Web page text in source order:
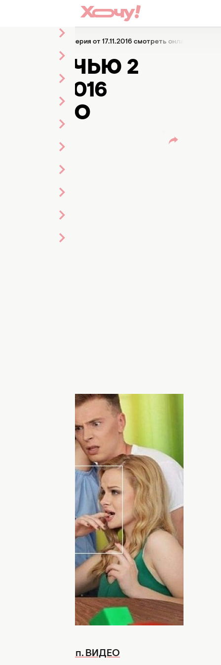
и ночью 2 сезон: 39 серия от 17.11.2016 смотреть онлайн ВИДЕО
И НОЧЬЮ 2
ВИДЕО
39 серия от
hochu.ua. В последней 39 серии
продолжатся приключения героев
на их долю в этот раз, вы узнаете
за 17.11.16 на этой странице сегодня
серия уже онлайн) расскажет о пяти
столицу, чтобы добиться успеха и
ждет множество опасных и
город не такой гостеприимный и
Напомним, что сериал Киев днем и
проекта Berlin – «Tag und Nacht».
об их отличиях.
новый клип. ВИДЕО